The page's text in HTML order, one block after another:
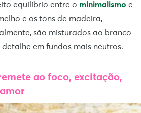
equilíbrio entre o minimalismo e
e os tons de madeira,
são misturados ao branco
em fundos mais neutros.
ao foco, excitação,